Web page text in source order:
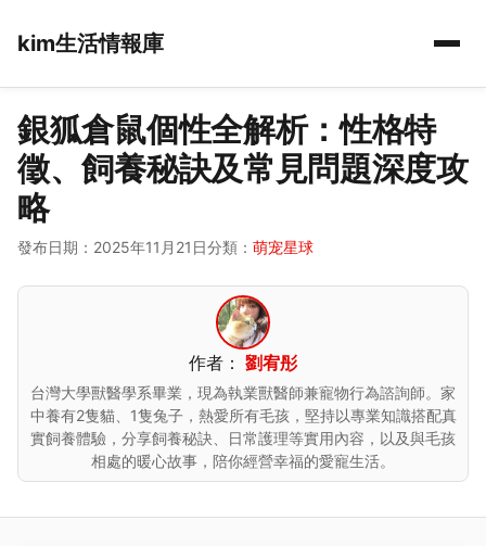
kim生活情報庫
銀狐倉鼠個性全解析：性格特
徵、飼養秘訣及常見問題深度攻
略
發布日期：2025年11月21日分類： 萌宠星球
作者： 劉宥彤
台灣大學獸醫學系畢業，現為執業獸醫師兼寵物行為諮詢師。家
中養有2隻貓、1隻兔子，熱愛所有毛孩，堅持以專業知識搭配真
實飼養體驗，分享飼養秘訣、日常護理等實用內容，以及與毛孩
相處的暖心故事，陪你經營幸福的愛寵生活。